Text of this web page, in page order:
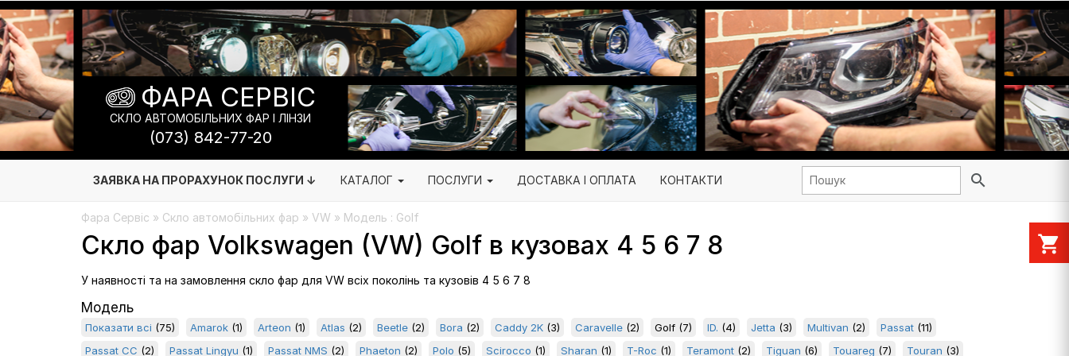
Фара Сервіс » Скло автомобільних фар » VW » Модель : Golf
Скло фар Volkswagen (VW) Golf в кузовах 4 5 6 7 8
У наявності та на замовлення скло фар для VW всіх поколінь та кузовів 4 5 6 7 8
Модель
Показати всі (75) Amarok (1) Arteon (1) Atlas (2) Beetle (2) Bora (2) Caddy 2K (3) Caravelle (2) Golf (7) ID. (4) Jetta (3) Multivan (2) Passat (11)
Passat CC (2) Passat Lingyu (1) Passat NMS (2) Phaeton (2) Polo (5) Scirocco (1) Sharan (1) T-Roc (1) Teramont (2) Tiguan (6) Touareg (7) Touran (3)
ФАРА СЕРВІС
СКЛО АВТОМОБІЛЬНИХ ФАР І ЛІНЗИ
(073) 842-77-20
ЗАЯВКА НА ПРОРАХУНОК ПОСЛУГИ ↓ КАТАЛОГ ПОСЛУГИ ДОСТАВКА І ОПЛАТА КОНТАКТИ search
shopping_cart